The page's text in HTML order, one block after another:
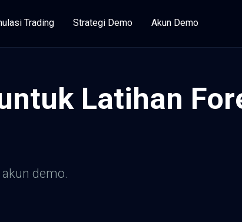
Trading Strategi Demo Akun Demo
Latihan
demo.